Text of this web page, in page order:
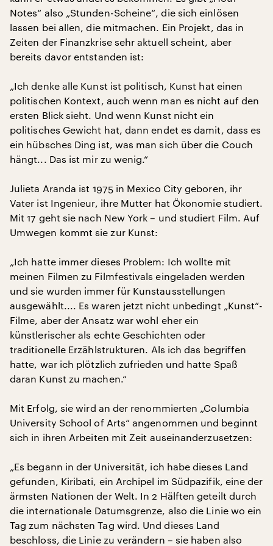
Notes“ also „Stunden-Scheine“, die sich einlösen
lassen bei allen, die mitmachen. Ein Projekt, das in
Zeiten der Finanzkrise sehr aktuell scheint, aber
bereits davor entstanden ist:
„Ich denke alle Kunst ist politisch, Kunst hat einen
politischen Kontext, auch wenn man es nicht auf den
ersten Blick sieht. Und wenn Kunst nicht ein
politisches Gewicht hat, dann endet es damit, dass es
ein hübsches Ding ist, was man sich über die Couch
hängt... Das ist mir zu wenig.“
Julieta Aranda ist 1975 in Mexico City geboren, ihr
Vater ist Ingenieur, ihre Mutter hat Ökonomie studiert.
Mit 17 geht sie nach New York – und studiert Film. Auf
Umwegen kommt sie zur Kunst:
„Ich hatte immer dieses Problem: Ich wollte mit
meinen Filmen zu Filmfestivals eingeladen werden
und sie wurden immer für Kunstausstellungen
ausgewählt.... Es waren jetzt nicht unbedingt „Kunst“-
Filme, aber der Ansatz war wohl eher ein
künstlerischer als echte Geschichten oder
traditionelle Erzählstrukturen. Als ich das begriffen
hatte, war ich plötzlich zufrieden und hatte Spaß
daran Kunst zu machen.“
Mit Erfolg, sie wird an der renommierten „Columbia
University School of Arts“ angenommen und beginnt
sich in ihren Arbeiten mit Zeit auseinanderzusetzen:
„Es begann in der Universität, ich habe dieses Land
gefunden, Kiribati, ein Archipel im Südpazifik, eine der
ärmsten Nationen der Welt. In 2 Hälften geteilt durch
die internationale Datumsgrenze, also die Linie wo ein
Tag zum nächsten Tag wird. Und dieses Land
beschloss, die Linie zu verändern – sie haben also